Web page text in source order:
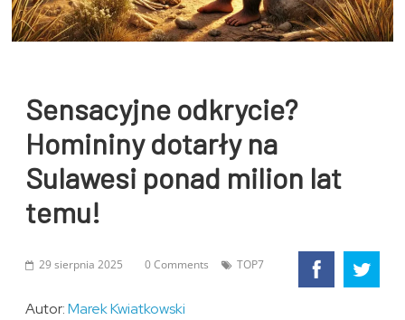
Sensacyjne odkrycie?
Homininy dotarły na
Sulawesi ponad milion lat
temu!
29 sierpnia 2025 0 Comments TOP7
Autor:Marek Kwiatkowski